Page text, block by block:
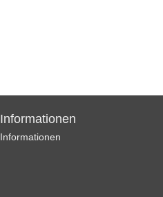
Informationen
Informationen